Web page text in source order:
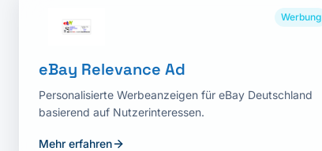
Werbung
eBay Relevance Ad
Personalisierte Werbeanzeigen für eBay Deutschland
basierend auf Nutzerinteressen.
Mehr erfahren